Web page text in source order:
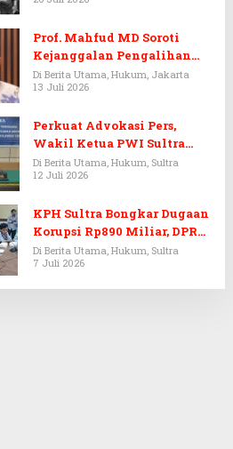
Prof. Mahfud MD Soroti
Kejanggalan Pengalihan
Penyelidikan Tersangka
Febrie Adriansyah
Di Berita Utama, Hukum, Jakarta
13 Juli 2026
Perkuat Advokasi Pers,
Wakil Ketua PWI Sultra
Resmi Dilantik Menjadi
Advokat PERADI
Di Berita Utama, Hukum, Sultra
12 Juli 2026
KPH Sultra Bongkar Dugaan
Korupsi Rp890 Miliar, DPRD
Sultra Gelar RDP
Di Berita Utama, Hukum, Sultra
7 Juli 2026